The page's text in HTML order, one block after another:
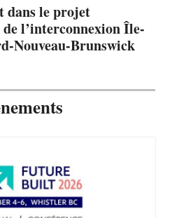
dans le projet
l’interconnexion Île-
Nouveau-Brunswick